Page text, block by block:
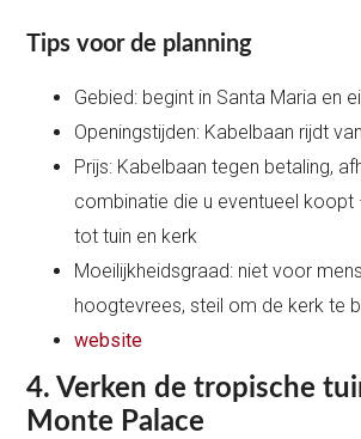
Tips voor de planning
Gebied: begint in Santa Maria en
Openingstijden: Kabelbaan rijdt
Prijs: Kabelbaan tegen betaling,
combinatie die u eventueel koopt
tot tuin en kerk
Moeilijkheidsgraad: niet voor
hoogtevrees, steil om de kerk te
website
4. Verken de tropische
Monte Palace